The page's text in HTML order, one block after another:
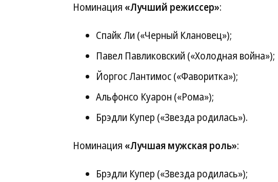
Номинация «Лучший режиссер»:
Спайк Ли («Черный Клановец»);
Павел Павликовский («Холодная война»);
Йоргос Лантимос («Фаворитка»);
Альфонсо Куарон («Рома»);
Брэдли Купер («Звезда родилась»).
Номинация «Лучшая мужская роль»:
Брэдли Купер («Звезда родилась»);